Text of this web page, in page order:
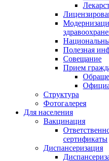
Полезная
Совещание
Прием
Структура
Фотогалерея
Для населения
Вакцинация
сертификаты
Диспансеризация